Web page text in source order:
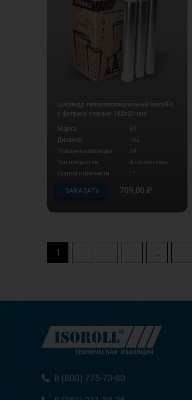
Цилиндр теплоизоляционный Isoroll®
с фольма-тканью 162х20 мм
Марка
80
Диаметр
162
Толщина изоляции
20
Тип покрытия
фольма-ткань
Группа горючести
Г1
ЗАКАЗАТЬ 709,00 ₽
1 …
8 (800) 775-73-80